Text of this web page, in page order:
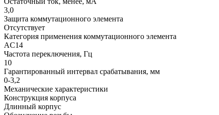
3,0
Защита коммутационного элемента
Отсутствует
Категория применения коммутационного элемента
АC14
Частота переключения, Гц
10
Гарантированный интервал срабатывания, мм
0-3,2
Механические характеристики
Конструкция корпуса
Длинный корпус